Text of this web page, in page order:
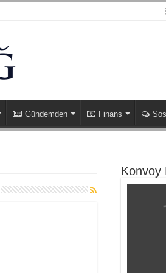
Gündemden Finans
Konvoy